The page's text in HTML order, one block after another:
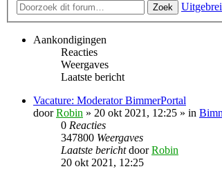
Zoek
Aankondigingen
Reacties
Weergaves
Laatste bericht
Vacature: Moderator BimmerPortal
doorRobin » 20 okt 2021, 12:25 » in
0 Reacties
347800 Weergaves
Laatste berichtdoorRobin
20 okt 2021, 12:25